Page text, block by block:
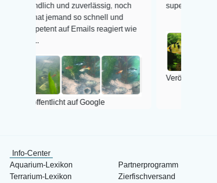
und zuverlässig, noch
jemand so schnell und
auf Emails reagiert wie
auf Google
super Zustand. Gerne
Veröffentlicht auf Google
Info-Center
Aquarium-Lexikon
Terrarium-Lexikon
Partnerprogramm
Zierfischversand